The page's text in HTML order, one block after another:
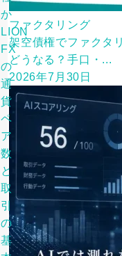
か
LION
FX
の
通
貨
ペ
ア
数
と
取
引
の
基
ファクタリング
架空債権でファクタ
どうなる？手口・...
2026年7月30日